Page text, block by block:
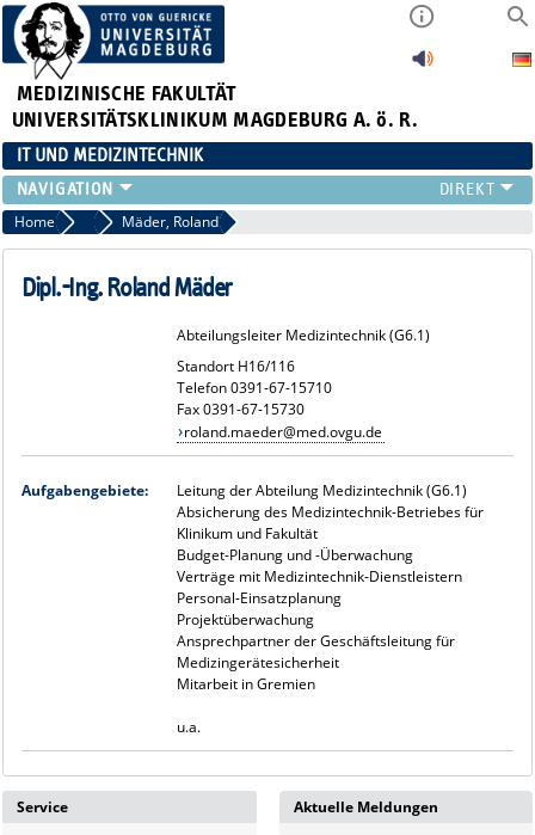
MEDIZINISCHE FAKULTÄT
UNIVERSITÄTSKLINIKUM MAGDEBURG A. ö. R.
IT UND MEDIZINTECHNIK
LEISTUNGSANGEBOT
SERVICE
STRUKTUR
Home MT - Medizintechnik
Mäder, Roland
Dipl.-Ing. Roland Mäder
Abteilungsleiter Medizintechnik (G6.1)
Standort H16/116
Telefon 0391-67-15710
Fax 0391-67-15730
roland.maeder@med.ovgu.de
Aufgabengebiete:
Leitung der Abteilung Medizintechnik (G6.1)
Absicherung des Medizintechnik-Betriebes für
Klinikum und Fakultät
Budget-Planung und -Überwachung
Verträge mit Medizintechnik-Dienstleistern
Personal-Einsatzplanung
Projektüberwachung
Ansprechpartner der Geschäftsleitung für
Medizingerätesicherheit
Mitarbeit in Gremien
u.a.
Aktuelle Meldungen
Service